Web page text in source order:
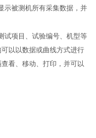
示被测机所有采集数据，并
试项目、试验编号、机型等
以以数据或曲线方式进行
看、移动、打印，并可以